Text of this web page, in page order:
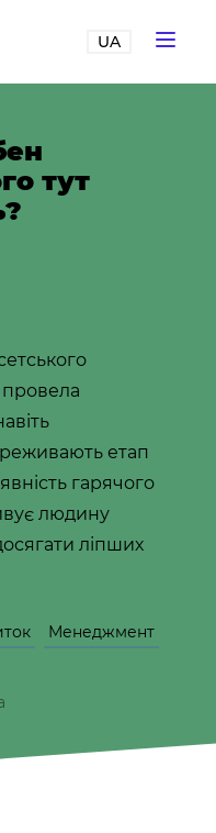
UA
тут
провела
етап
гарячого
людину
ліпших
Менеджмент